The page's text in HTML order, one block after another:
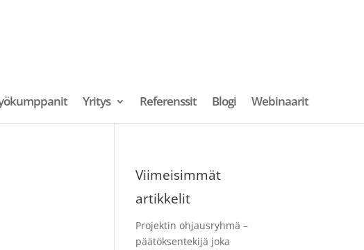
Yritys Referenssit Blogi Webinaarit
Viimeisimmät
artikkelit
Projektin ohjausryhmä –
päätöksentekijä joka